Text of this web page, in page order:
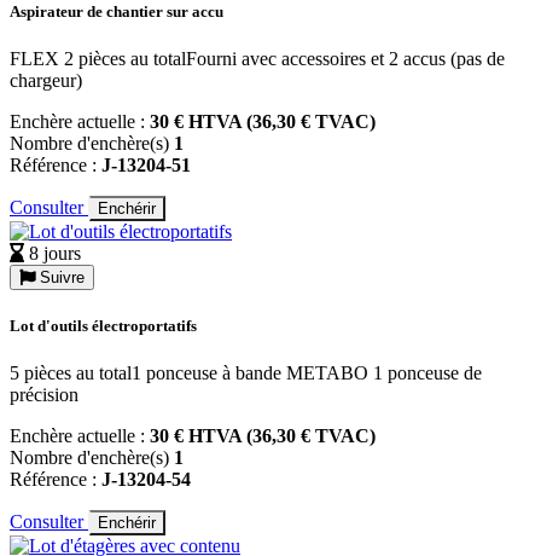
Aspirateur de chantier sur accu
FLEX 2 pièces au totalFourni avec accessoires et 2 accus (pas de
chargeur)
Enchère actuelle : 30 € HTVA (36,30 € TVAC)
Nombre d'enchère(s) 1
Référence : J-13204-51
Consulter Enchérir
8 jours
Suivre
Lot d'outils électroportatifs
5 pièces au total1 ponceuse à bande METABO 1 ponceuse de
précision
Enchère actuelle : 30 € HTVA (36,30 € TVAC)
Nombre d'enchère(s) 1
Référence : J-13204-54
Consulter Enchérir